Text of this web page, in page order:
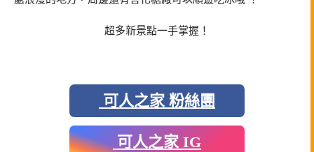
超多新景點一手掌握！
可人之家 粉絲團
可人之家 IG